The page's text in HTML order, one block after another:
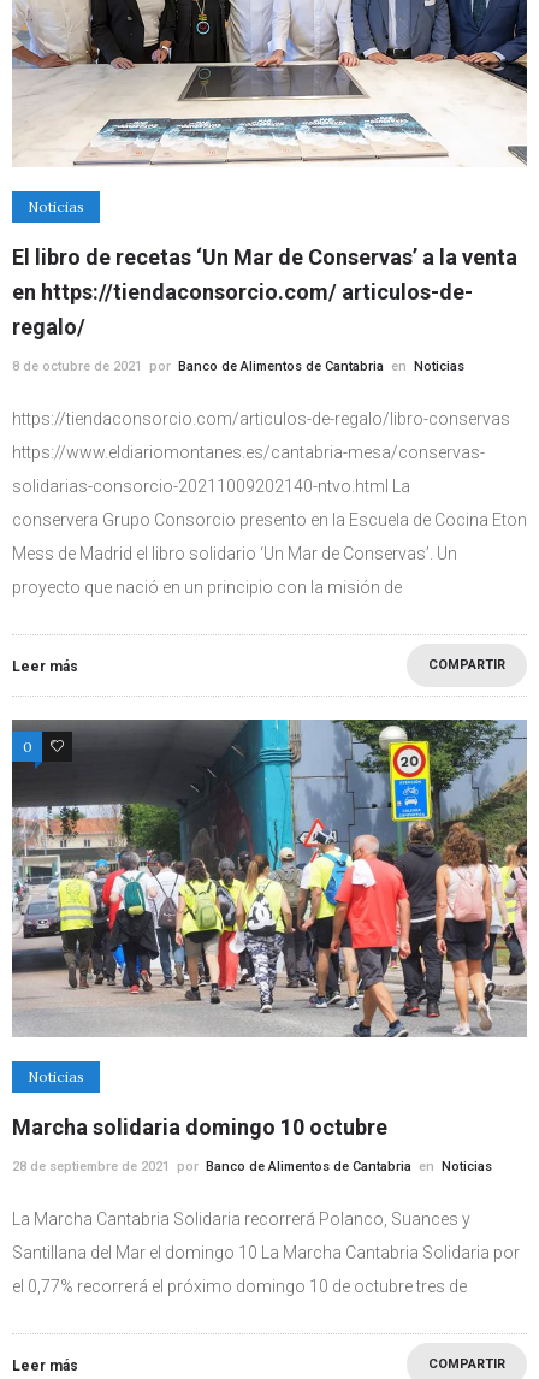
Noticias
El libro de recetas ‘Un Mar de Conservas’ a la venta
en https://tiendaconsorcio.com/ articulos-de-
regalo/
8 de octubre de 2021 por Banco de Alimentos de Cantabria en Noticias
https://tiendaconsorcio.com/articulos-de-regalo/libro-conservas
https://www.eldiariomontanes.es/cantabria-mesa/conservas-
solidarias-consorcio-20211009202140-ntvo.html La
conservera Grupo Consorcio presento en la Escuela de Cocina Eton
Mess de Madrid el libro solidario ‘Un Mar de Conservas’. Un
proyecto que nació en un principio con la misión de
Leer más COMPARTIR
0 0
Noticias
Marcha solidaria domingo 10 octubre
28 de septiembre de 2021 por Banco de Alimentos de Cantabria en Noticias
La Marcha Cantabria Solidaria recorrerá Polanco, Suances y
Santillana del Mar el domingo 10 La Marcha Cantabria Solidaria por
el 0,77% recorrerá el próximo domingo 10 de octubre tres de
Leer más COMPARTIR